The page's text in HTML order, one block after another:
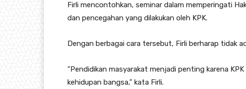
Firli mencontohkan, seminar dalam memperingati
dan pencegahan yang dilakukan oleh KPK.
Dengan berbagai cara tersebut, Firli berharap tidak
“Pendidikan masyarakat menjadi penting karena
kehidupan bangsa,” kata Firli.